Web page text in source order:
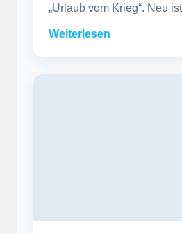
„Urlaub vom Krieg“. Neu
Weiterlesen